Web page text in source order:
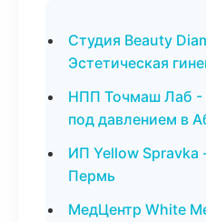
Студия Beauty
Эстетическая
НПП Точмаш Лаб -
под давлением в
ИП Yellow Spravka
Пермь
МедЦентр White